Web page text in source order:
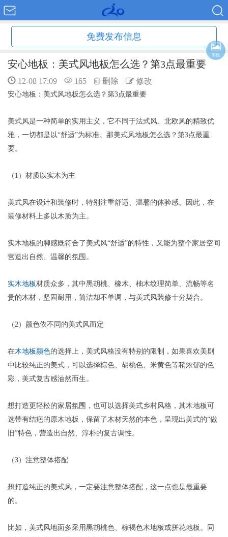
免费发布信息
安心地板：美式风地板怎么选？第3点最重要
12-08 17:09 165 删除 修改
安心地板：美式风地板怎么选？第3点最重要
美式风是一种简单的实用主义，它不同于法式风、北欧风的精致优
雅，一切都是以“舒适”为标准。那美式风地板怎么选？第3点最重
要。
（1）材质以实木为主
美式风在设计和装修时，特别注重舒适、温馨的体验感。因此，在
装修材料上多以木质为主。
实木地板的脚感既符合了美式风“舒适”的特性，又能为整个家居空间
营造出自然、温馨的氛围。
实木地板材质众多，其中黑胡桃、橡木、柚木纹理简单、流畅等名
贵的木材，坚固耐用，简洁却不单调，与美式风装修十分契合。
（2）颜色依不同的美式风而定
在木地板颜色的选择上，美式风格没有特别的限制，如果喜欢美剧
中比较纯正的美式，可以选择棕色、胡桃色、米黄色等稍浓郁的色
彩，美式复古感油然而生。
想打造更轻松的家居氛围，也可以选择美式乡村风格，其木地板可
选带有结疤的原木地板，保留了木材天然的本色，呈现出美式的“做
旧”特色，营造出自然、淳朴的复古调性。
（3）注意整体搭配
想打造纯正的美式风，一定要注意整体搭配，这一点也是最重要
的。
比如，美式风地面多采用黑胡桃色、棕褐色木地板或拼花地板。同
海报